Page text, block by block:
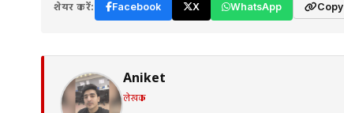
शेयर करें: Facebook X WhatsApp Copy
Aniket
लेखक